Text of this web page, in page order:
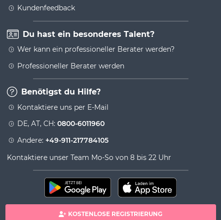
KOSTENLOSE REGISTRIERUNG
Kundenfeedback
Du hast ein besonderes Talent?
Wer kann ein professioneller Berater werden?
Professioneller Berater werden
Benötigst du Hilfe?
Kontaktiere uns per E-Mail
DE, AT, CH: 0800-6011960
Andere: +49-911-217784105
Kontaktiere unser Team Mo-So von 8 bis 22 Uhr